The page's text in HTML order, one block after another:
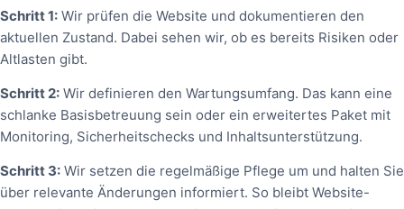
Schritt 1: Wir prüfen die Website und dokumentieren den
aktuellen Zustand. Dabei sehen wir, ob es bereits Risiken oder
Altlasten gibt.
Schritt 2: Wir definieren den Wartungsumfang. Das kann eine
schlanke Basisbetreuung sein oder ein erweitertes Paket mit
Monitoring, Sicherheitschecks und Inhaltsunterstützung.
Schritt 3: Wir setzen die regelmäßige Pflege um und halten Sie
über relevante Änderungen informiert. So bleibt Website-